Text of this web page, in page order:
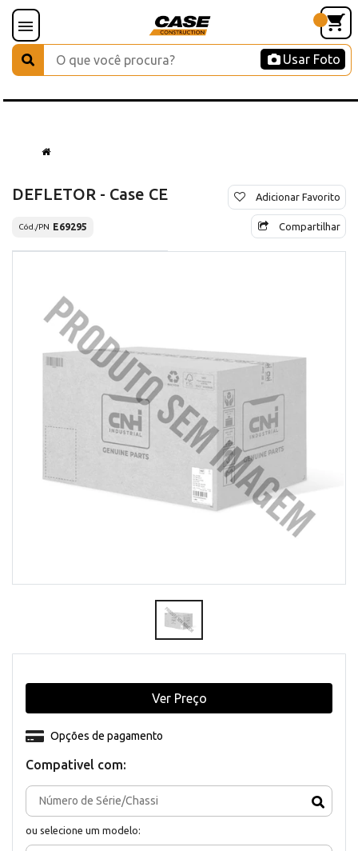
Usar Foto
DEFLETOR - Case CE
Cód./PN E69295
Adicionar Favorito
Compartilhar
Compativel com:
ou selecione um modelo:
Opções de pagamento
Ver Preço